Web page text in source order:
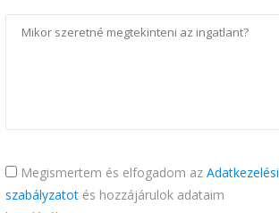
Megismertem és elfogadom az Adatkezelési
szabályzatot és hozzájárulok adataim